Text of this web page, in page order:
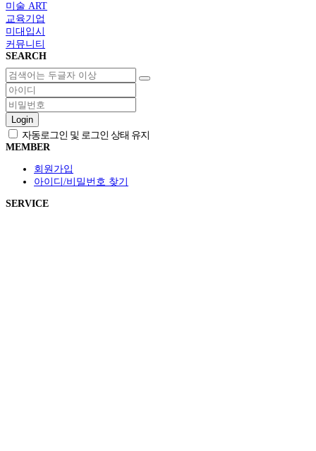
미술 ART
교육기업
미대입시
커뮤니티
SEARCH
Login
자동로그인 및 로그인 상태 유지
MEMBER
회원가입
아이디/비밀번호 찾기
SERVICE